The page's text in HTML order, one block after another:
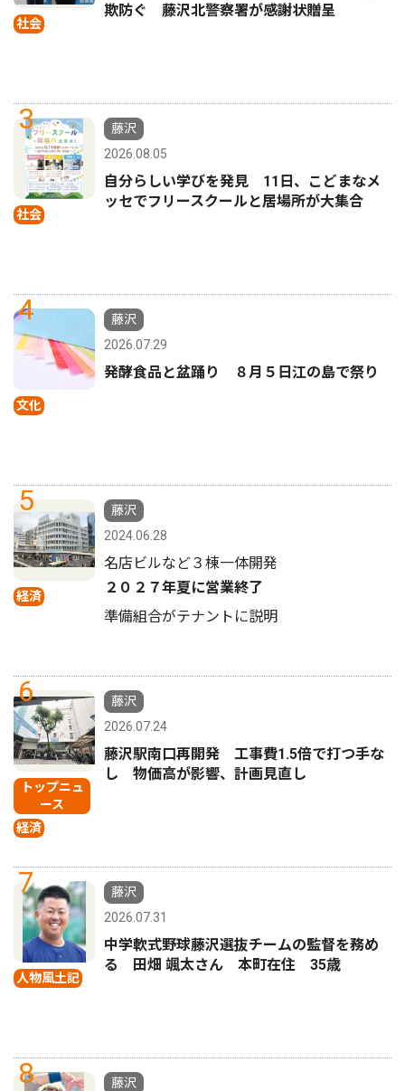
社会
欺防ぐ 藤沢北警察署が感謝状贈呈
3
社会
藤沢
2026.08.05
自分らしい学びを発見 11日、こどまなメ
ッセでフリースクールと居場所が大集合
4
文化
藤沢
2026.07.29
発酵食品と盆踊り ８月５日江の島で祭り
5
経済
藤沢
2024.06.28
名店ビルなど３棟一体開発
２０２７年夏に営業終了
準備組合がテナントに説明
6
トップニュ
ース
経済
藤沢
2026.07.24
藤沢駅南口再開発 工事費1.5倍で打つ手な
し 物価高が影響、計画見直し
7
人物風土記
藤沢
2026.07.31
中学軟式野球藤沢選抜チームの監督を務め
る 田畑 颯太さん 本町在住 35歳
8
藤沢